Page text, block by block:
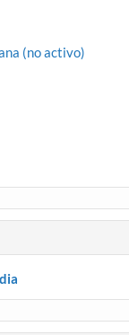
(no activo)